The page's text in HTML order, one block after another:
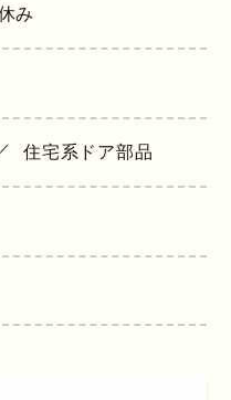
み
住宅系ドア部品